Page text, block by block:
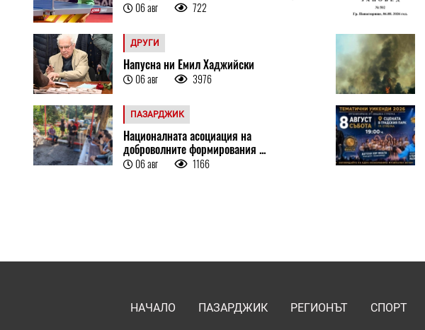
06 авг 722
ДРУГИ
Напусна ни Емил Хаджийски
06 авг 3976
ПАЗАРДЖИК
Националната асоциация на
доброволните формирования ...
06 авг 1166
НАЧАЛО ПАЗАРДЖИК РЕГИОНЪТ СПОРТ